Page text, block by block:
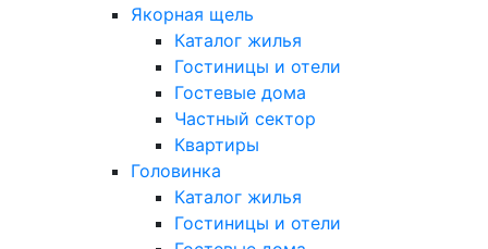
Якорная щель
Каталог жилья
Гостиницы и отели
Гостевые дома
Частный сектор
Квартиры
Головинка
Каталог жилья
Гостиницы и отели